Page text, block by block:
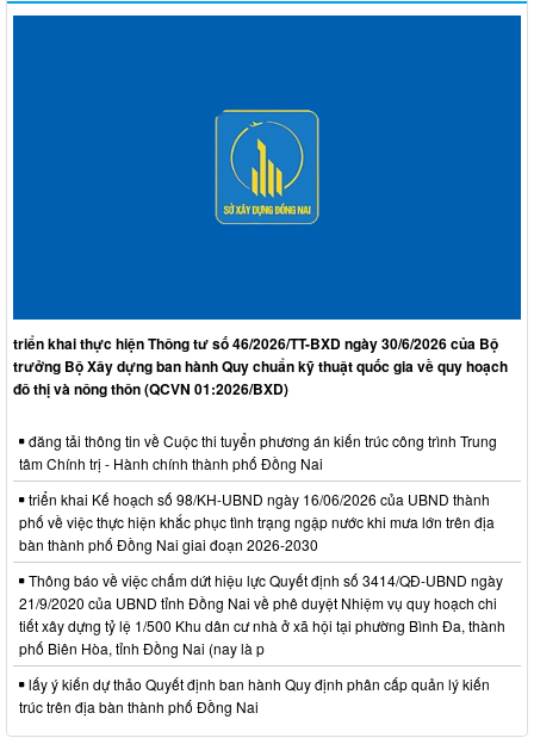
triển khai thực hiện Thông tư số 46/2026/TT-BXD ngày 30/6/2026 của Bộ
trưởng Bộ Xây dựng ban hành Quy chuẩn kỹ thuật quốc gia về quy hoạch
đô thị và nông thôn (QCVN 01:2026/BXD)
đăng tải thông tin về Cuộc thi tuyển phương án kiến trúc công trình Trung
tâm Chính trị - Hành chính thành phố Đồng Nai
triển khai Kế hoạch số 98/KH-UBND ngày 16/06/2026 của UBND thành
phố về việc thực hiện khắc phục tình trạng ngập nước khi mưa lớn trên địa
bàn thành phố Đồng Nai giai đoạn 2026-2030
Thông báo về việc chấm dứt hiệu lực Quyết định số 3414/QĐ-UBND ngày
21/9/2020 của UBND tỉnh Đồng Nai về phê duyệt Nhiệm vụ quy hoạch chi
tiết xây dựng tỷ lệ 1/500 Khu dân cư nhà ở xã hội tại phường Bình Đa, thành
phố Biên Hòa, tỉnh Đồng Nai (nay là p
lấy ý kiến dự thảo Quyết định ban hành Quy định phân cấp quản lý kiến
trúc trên địa bàn thành phố Đồng Nai